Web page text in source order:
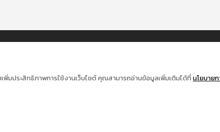
มประสิทธิภาพการใช้งานเว็บไซต์ คุณสามารถอ่านข้อมูลเพิ่มเติมได้ที่ นโยบาย